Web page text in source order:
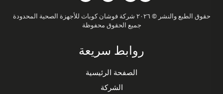
حقوق الطبع والنشر © ٢٠٢٦ شركة فوشان كوباث للأجهزة الصحية المحدودة
جميع الحقوق محفوظة
روابط سريعة
الصفحة الرئيسية
الشركة